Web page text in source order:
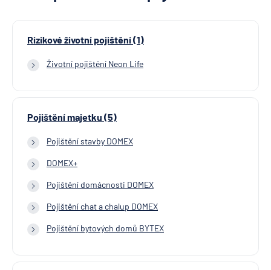
Rizikové životní pojištění (1)
Životní pojištění Neon Life
Pojištění majetku (5)
Pojištění stavby DOMEX
DOMEX+
Pojištění domácnosti DOMEX
Pojištění chat a chalup DOMEX
Pojištění bytových domů BYTEX